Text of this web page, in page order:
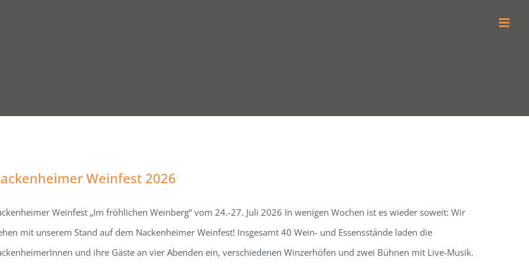
Weinfest 2026
Weinfest „Im fröhlichen Weinberg“ vom 24.-27. Juli 2026 In wenigen Wochen ist es wieder soweit: Wir
mit unserem Stand auf dem Nackenheimer Weinfest! Insgesamt 40 Wein- und Essensstände laden die
und ihre Gäste an vier Abenden ein, verschiedenen Winzerhöfen und zwei Bühnen mit Live-Musik.